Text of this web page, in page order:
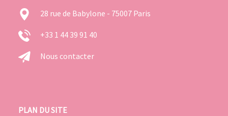
28 rue de Babylone - 75007 Paris
+33 1 44 39 91 40
Nous contacter
PLAN DU SITE